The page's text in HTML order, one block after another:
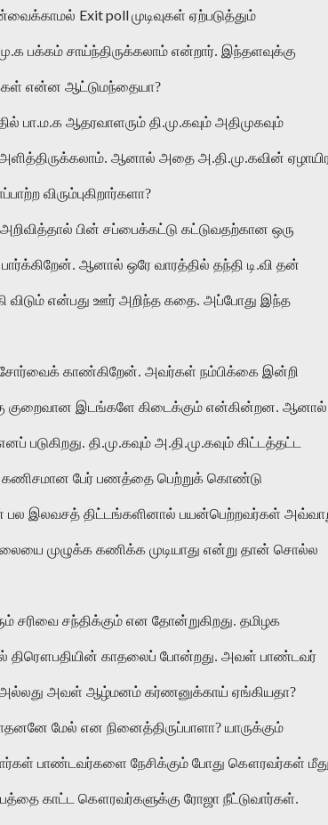
Exit pollமுடிவுகள் ஏற்படுத்தும்
பக்கம் சாய்ந்திருக்கலாம் என்றார். இந்தளவுக்கு
என்ன ஆட்டுமந்தையா?
பா.ம.க ஆதரவாளரும் தி.மு.கவும் அதிமுகவும்
ஆனால் அதை அ.தி.மு.கவின்
விரும்புகிறார்களா?
பின் சப்பைக்கட்டு கட்டுவதற்கான ஒரு
ஆனால் ஒரே வாரத்தில் தந்தி டி.வி தன்
விடும் என்பது ஊர் அறிந்த கதை. அப்போது இந்த
சோர்வைக் காண்கிறேன். அவர்கள் நம்பிக்கை இன்றி
குறைவான இடங்களே கிடைக்கும் என்கின்றன. ஆனால்
தி.மு.கவும் அ.தி.மு.கவும் கிட்டத்தட்ட
கணிசமான பேர் பணத்தை பெற்றுக் கொண்டு
பல இலவசத் திட்டங்களினால் பயன்பெற்றவர்கள்
முழுக்க கணிக்க முடியாது என்று தான் சொல்ல
சரிவை சந்திக்கும் என தோன்றுகிறது. தமிழக
திரௌபதியின் காதலைப் போன்றது. அவள் பாண்டவர்
அவள் ஆழ்மனம் கர்ணனுக்காய் ஏங்கியதா?
மேல் என நினைத்திருப்பாளா? யாருக்கும்
பாண்டவர்களை நேசிக்கும் போது கௌரவர்கள்
காட்ட கௌரவர்களுக்கு ரோஜா நீட்டுவார்கள்.